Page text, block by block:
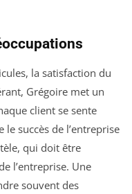
la satisfaction du
Grégoire met un
client se sente
succès de l’entreprise
qui doit être
l’entreprise. Une
souvent des